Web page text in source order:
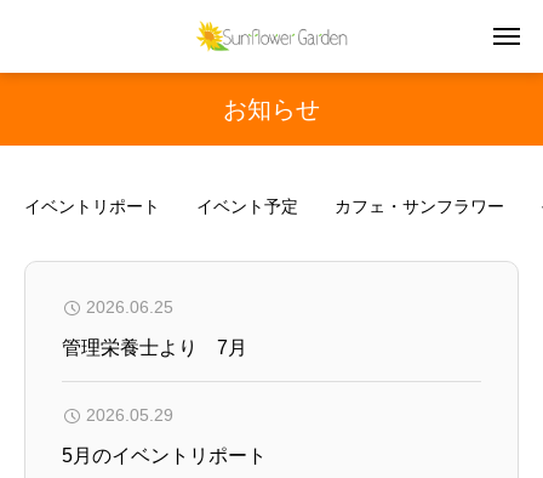
お知らせ
イベントリポート イベント予定 カフェ・サンフラワー
2026.06.25
管理栄養士より 7月
2026.05.29
5月のイベントリポート